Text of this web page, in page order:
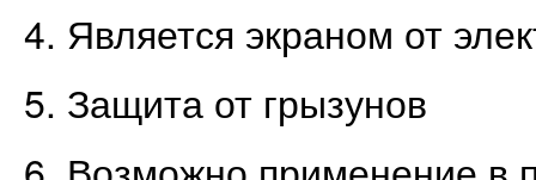
4. Является экраном от
5. Защита от грызунов